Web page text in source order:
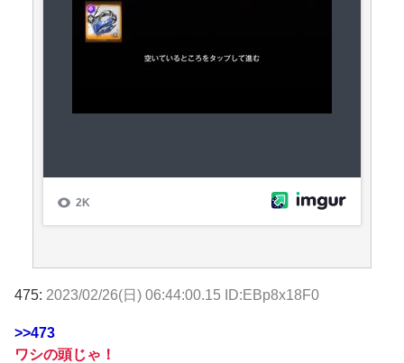
475: 2023/02/26(日) 06:44:00.15 ID:EBp8x18F0
>>473
ワシの頭じゃ！